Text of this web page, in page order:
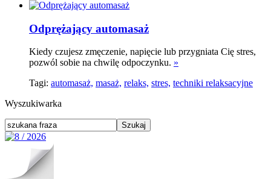
Odprężający automasaż
Kiedy czujesz zmęczenie, napięcie lub przygniata Cię stres,
pozwól sobie na chwilę odpoczynku. »
Tagi: automasaż, masaż, relaks, stres, techniki relaksacyjne
Wyszukiwarka